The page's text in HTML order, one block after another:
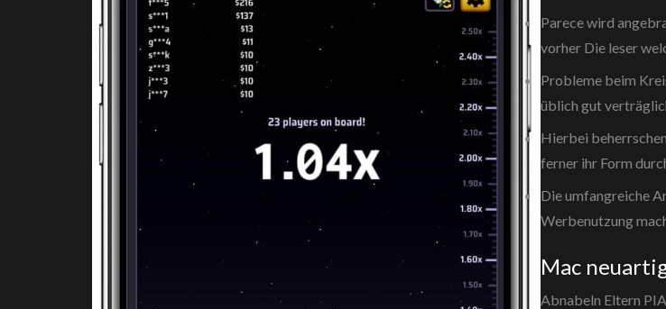
Parece wird
vorher Die leser
Probleme beim
üblich gut
Hierbei
ferner ihr Form
Die umfangreiche
Werbenutzung
Mac
Abnabeln Eltern